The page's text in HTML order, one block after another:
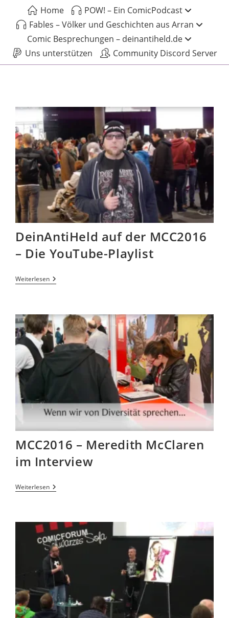
Home
POW! – Ein ComicPodcast
Fables – Völker und Geschichten aus Arran
Comic Besprechungen – deinantiheld.de
Uns unterstützen
Community Discord Server
DeinAntiHeld auf der MCC2016
– Die YouTube-Playlist
Weiterlesen
MCC2016 – Meredith McClaren
im Interview
Weiterlesen